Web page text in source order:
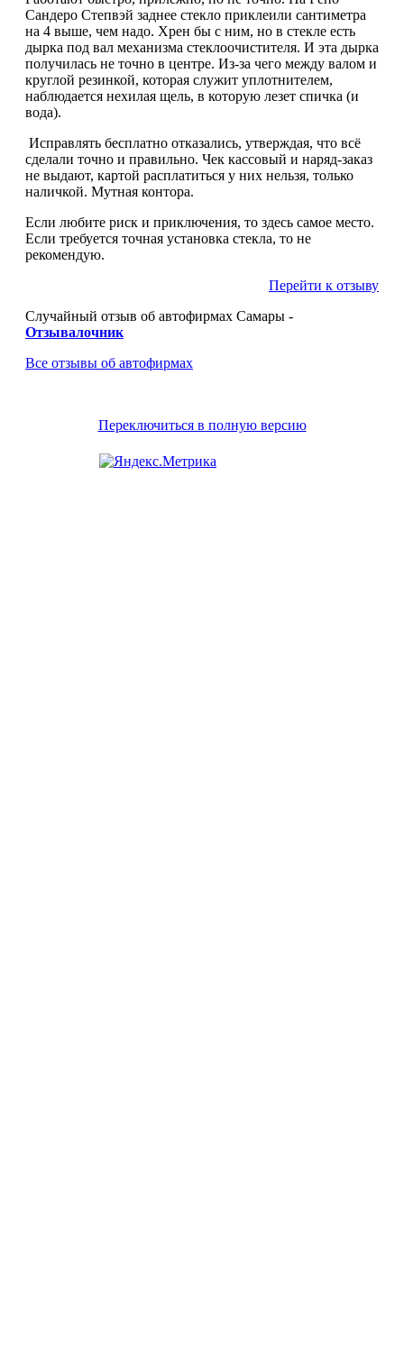
Сандеро Степвэй заднее стекло приклеили сантиметра
на 4 выше, чем надо. Хрен бы с ним, но в стекле есть
дырка под вал механизма стеклоочистителя. И эта дырка
получилась не точно в центре. Из-за чего между валом и
круглой резинкой, которая служит уплотнителем,
наблюдается нехилая щель, в которую лезет спичка (и
вода).
Исправлять бесплатно отказались, утверждая, что всё
сделали точно и правильно. Чек кассовый и наряд-заказ
не выдают, картой расплатиться у них нельзя, только
наличкой. Мутная контора.
Если любите риск и приключения, то здесь самое место.
Если требуется точная установка стекла, то не
рекомендую.
Перейти к отзыву
Случайный отзыв об автофирмах Самары -
Отзывалочник
Все отзывы об автофирмах
Переключиться в полную версию